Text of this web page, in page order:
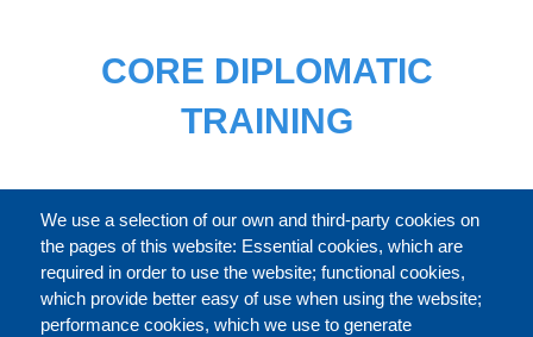
We use a selection of our own and third-party cookies on
the pages of this website: Essential cookies, which are
required in order to use the website; functional cookies,
which provide better easy of use when using the website;
performance cookies, which we use to generate
CORE DIPLOMATIC
TRAINING
FULL CATALOGUE
ABOUT